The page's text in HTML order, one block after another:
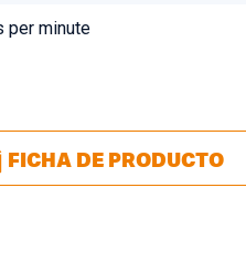
per minute
FICHA DE PRODUCTO